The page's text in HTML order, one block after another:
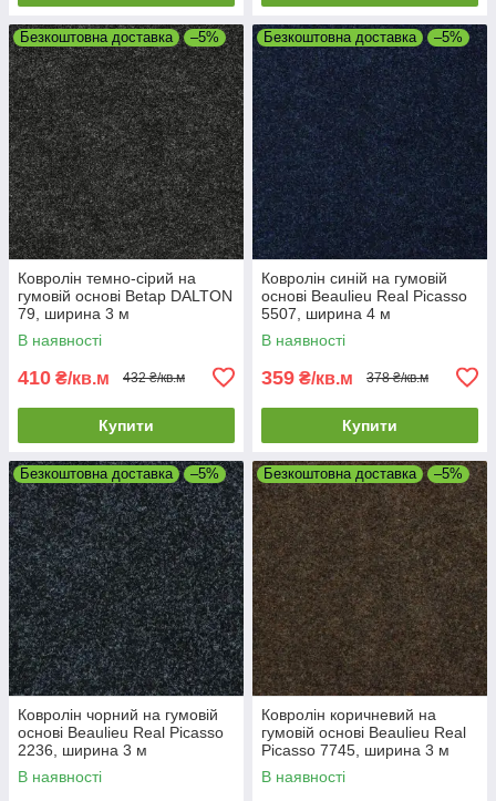
Безкоштовна доставка –5%
Ковролін темно-сірий на
гумовій основі Betap DALTON
79, ширина 3 м
В наявності
410 ₴/кв.м 432 ₴/кв.м
Купити
Безкоштовна доставка –5%
Ковролін синій на гумовій
основі Beaulieu Real Picasso
5507, ширина 4 м
В наявності
359 ₴/кв.м 378 ₴/кв.м
Купити
Безкоштовна доставка –5%
Ковролін чорний на гумовій
основі Beaulieu Real Picasso
2236, ширина 3 м
В наявності
Безкоштовна доставка –5%
Ковролін коричневий на
гумовій основі Beaulieu Real
Picasso 7745, ширина 3 м
В наявності